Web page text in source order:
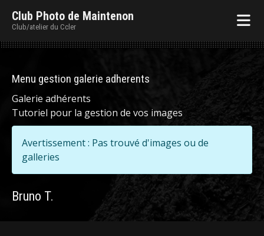
Club Photo de Maintenon
Club/atelier du Ccler
Menu gestion galerie adherents
Galerie adhérents
Tutoriel pour la gestion de vos images
Avertissement : Pas trouvé d'images ou de
galleries
Bruno T.